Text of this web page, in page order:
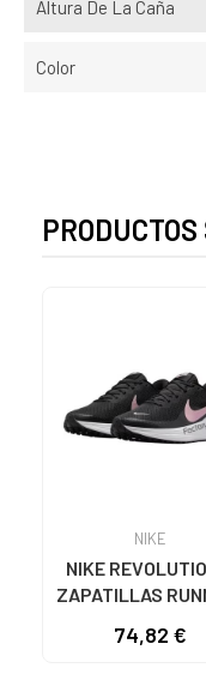
Altura De La Caña
Color
NIKE
NIKE
ZAPATILLAS
NEGRO-ROSA
74,82 €